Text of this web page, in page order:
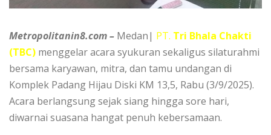
Metropolitanin8.com – Medan| PT. Tri Bhala Chakti
(TBC) menggelar acara syukuran sekaligus silaturahmi
bersama karyawan, mitra, dan tamu undangan di
Komplek Padang Hijau Diski KM 13,5, Rabu (3/9/2025).
Acara berlangsung sejak siang hingga sore hari,
diwarnai suasana hangat penuh kebersamaan.